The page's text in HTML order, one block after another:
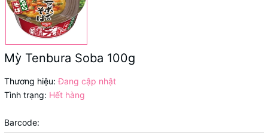
Mỳ Tenbura Soba 100g
Thương hiệu: Đang cập nhật
Tình trạng: Hết hàng
Barcode: